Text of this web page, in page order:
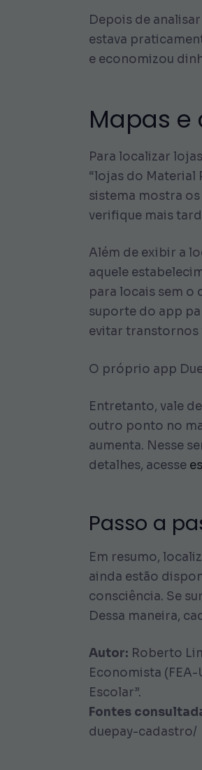
Depois de
estava
e economizou
Mapas e
Para localizar
“lojas do Material
sistema mostra
verifique mais
Além de exibir a
aquele
para locais sem o
suporte do app
evitar transtornos
O próprio app
Entretanto, vale
outro ponto no
aumenta. Nesse
detalhes, acesse
Passo a
Em resumo,
ainda estão
consciência. Se
Dessa maneira,
Autor: Roberto
Economista
Escolar”.
Fontes
duepay-cadastro/